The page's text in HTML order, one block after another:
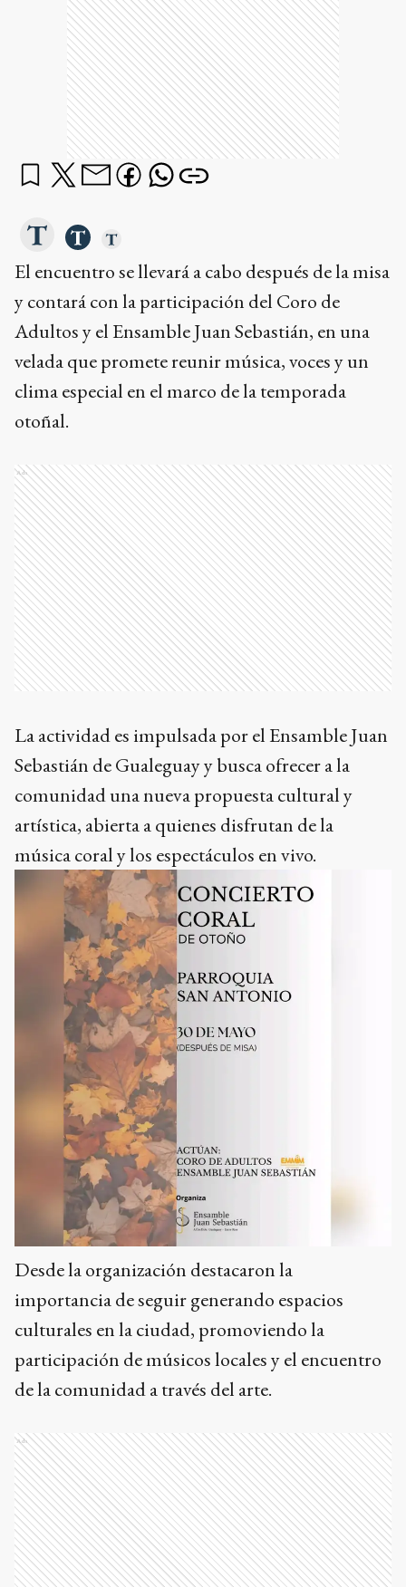
El encuentro se llevará a cabo después de la misa
y contará con la participación del Coro de
Adultos y el Ensamble Juan Sebastián, en una
velada que promete reunir música, voces y un
clima especial en el marco de la temporada
otoñal.
Ads
La actividad es impulsada por el Ensamble Juan
Sebastián de Gualeguay y busca ofrecer a la
comunidad una nueva propuesta cultural y
artística, abierta a quienes disfrutan de la
música coral y los espectáculos en vivo.
Desde la organización destacaron la
importancia de seguir generando espacios
culturales en la ciudad, promoviendo la
participación de músicos locales y el encuentro
de la comunidad a través del arte.
Ads